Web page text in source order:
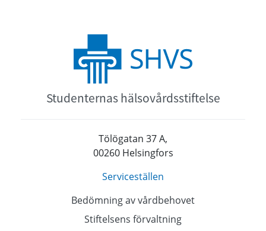
Studenternas hälsovårdsstiftelse
Tölögatan 37 A,
00260 Helsingfors
Serviceställen
Bedömning av vårdbehovet
Stiftelsens förvaltning